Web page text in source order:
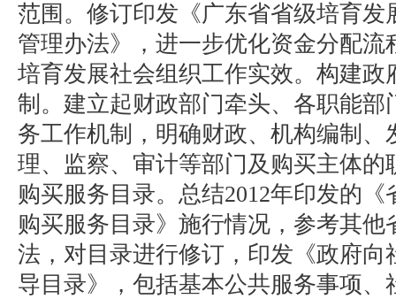
范围。修订印发《广东省省级培育发
管理办法》，进一步优化资金分配流
培育发展社会组织工作实效。构建政
制。建立起财政部门牵头、各职能部
务工作机制，明确财政、机构编制、
理、监察、审计等部门及购买主体的
购买服务目录。总结2012年印发的
购买服务目录》施行情况，参考其他
法，对目录进行修订，印发《政府向
导目录》，包括基本公共服务事项、